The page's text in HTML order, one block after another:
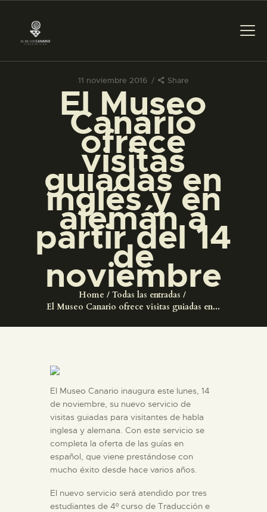
11 noviembre 2016 Share
El Museo
Canario
ofrece
visitas
guiadas en
inglés y en
alemán a
partir del 14
de
noviembre
Home
Todas las entradas
El Museo Canario ofrece visitas guiadas en...
PREPARAR LA VISITA
ACTIVIDADES
█
EL MUSEO
COLECCIONES
DIDÁCTICA
ACTIVIDADES
█
EL MUSEO
COLECCIONES
El Museo Canario inaugura este lunes, 14
de noviembre, su nuevo servicio de
visitas guiadas para visitantes de habla
inglesa y alemana. Con este servicio se
completa la oferta de las guías en
español, que viene prestándose con
mucho éxito desde hace varios años.
El nuevo servicio será atendido por tres
estudiantes de 4º curso de Traducción e